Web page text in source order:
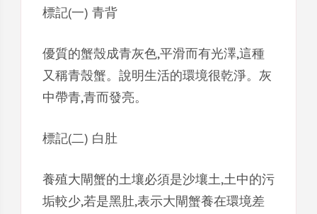
標記(一) 青背
優質的蟹殼成青灰色,平滑而有光澤,這種
又稱青殼蟹。說明生活的環境很乾淨。灰
中帶青,青而發亮。
標記(二) 白肚
養殖大閘蟹的土壤必須是沙壤土,土中的污
垢較少,若是黑肚,表示大閘蟹養在環境差